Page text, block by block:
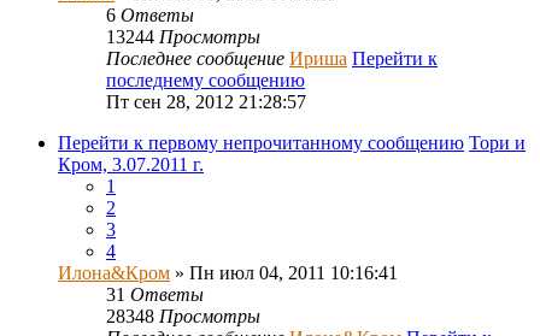
6 Ответы
13244 Просмотры
Последнее сообщение Ириша Перейти к
последнему сообщению
Пт сен 28, 2012 21:28:57
Перейти к первому непрочитанному сообщению Тори и
Кром, 3.07.2011 г.
1
2
3
4
Илона&Кром » Пн июл 04, 2011 10:16:41
31 Ответы
28348 Просмотры